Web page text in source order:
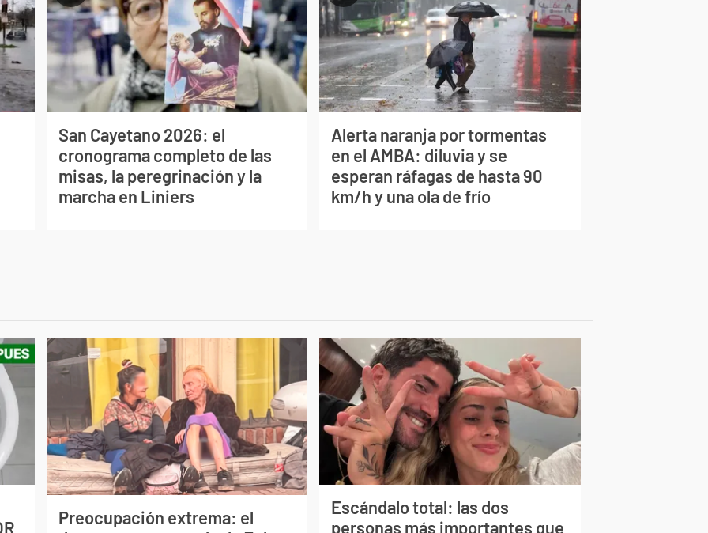
San Cayetano 2026: el
cronograma completo de las
misas, la peregrinación y la
marcha en Liniers
Alerta naranja por tormentas
en el AMBA: diluvia y se
esperan ráfagas de hasta 90
km/h y una ola de frío
Preocupación extrema: el
Escándalo total: las dos
personas más importantes que